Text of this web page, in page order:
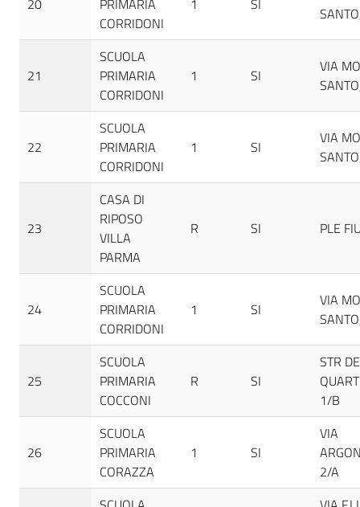
20
PRIMARIA
CORRIDONI
1 SI
21
SCUOLA
PRIMARIA
CORRIDONI
1 SI
VIA
22
SCUOLA
PRIMARIA
CORRIDONI
1 SI
VIA
23
CASA DI
RIPOSO
VILLA
PARMA
R SI PLE
24
SCUOLA
PRIMARIA
CORRIDONI
1 SI
VIA
25
SCUOLA
PRIMARIA
COCCONI
R SI
STR
1/B
26
SCUOLA
PRIMARIA
CORAZZA
1 SI
VIA
2/A